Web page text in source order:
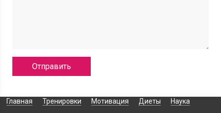
Главная Тренировки Мотивация Диеты
Наука